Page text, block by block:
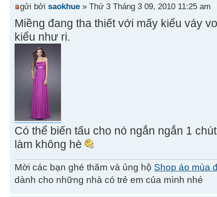
gửi bởi saokhue » Thứ 3 Tháng 3 09, 2010 11:25 am
Miềng đang tha thiết với mấy kiểu váy
kiểu như ri.
Có thể biến tấu cho nó ngắn ngắn 1
làm không hè
Mời các bạn ghé thăm và ủng hộ Shop áo mùa
dành cho những nhà có trẻ em của mình nhé